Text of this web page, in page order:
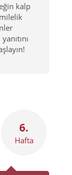
kalp
6.
Hafta